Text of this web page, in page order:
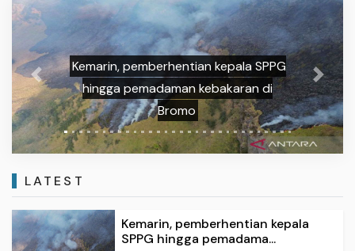
Kemarin, pemberhentian kepala SPPG
hingga pemadaman kebakaran di
Bromo
Previous Next
LATEST
Kemarin, pemberhentian kepala
SPPG hingga pemadama...